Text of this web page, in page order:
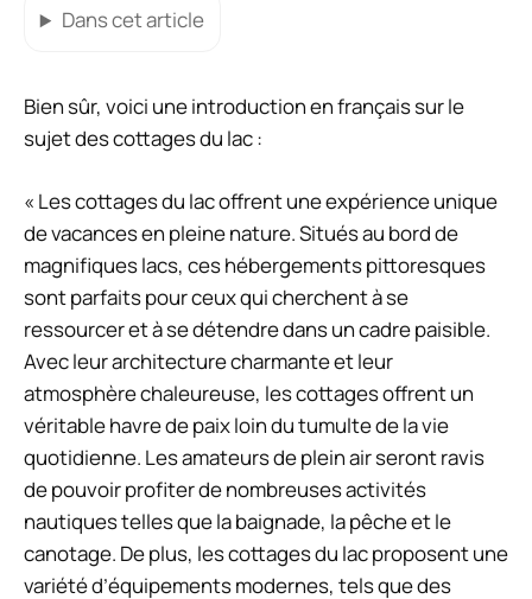
Dans cet article
Bien sûr, voici une introduction en français sur le
sujet des cottages du lac :
« Les cottages du lac offrent une expérience unique
de vacances en pleine nature. Situés au bord de
magnifiques lacs, ces hébergements pittoresques
sont parfaits pour ceux qui cherchent à se
ressourcer et à se détendre dans un cadre paisible.
Avec leur architecture charmante et leur
atmosphère chaleureuse, les cottages offrent un
véritable havre de paix loin du tumulte de la vie
quotidienne. Les amateurs de plein air seront ravis
de pouvoir profiter de nombreuses activités
nautiques telles que la baignade, la pêche et le
canotage. De plus, les cottages du lac proposent une
variété d’équipements modernes, tels que des